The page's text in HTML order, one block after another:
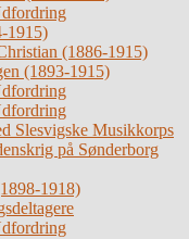
1915)
(1886-1915)
(1893-1915)
Slesvigske Musikkorps
på Sønderborg
1918)